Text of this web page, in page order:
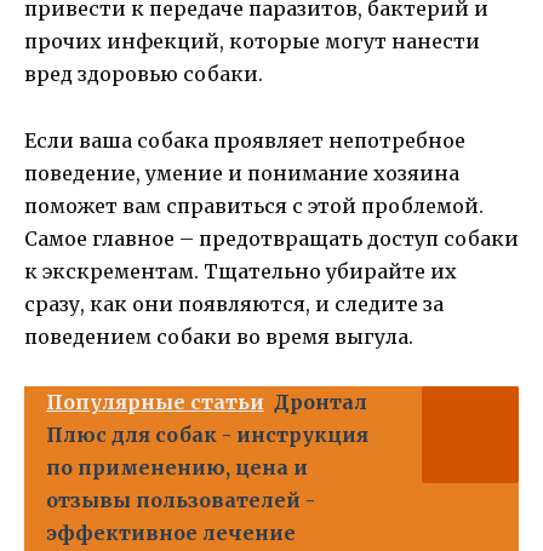
привести к передаче паразитов, бактерий и
прочих инфекций, которые могут нанести
вред здоровью собаки.
Если ваша собака проявляет непотребное
поведение, умение и понимание хозяина
поможет вам справиться с этой проблемой.
Самое главное – предотвращать доступ собаки
к экскрементам. Тщательно убирайте их
сразу, как они появляются, и следите за
поведением собаки во время выгула.
Популярные статьи Дронтал
Плюс для собак - инструкция
по применению, цена и
отзывы пользователей -
эффективное лечение